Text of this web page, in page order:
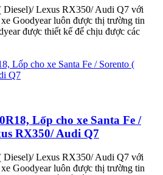
Diesel)/ Lexus RX350/ Audi Q7 với
Goodyear luôn được thị trường tin
được thiết kế để chịu được các
Lốp cho xe Santa Fe /
RX350/ Audi Q7
Diesel)/ Lexus RX350/ Audi Q7 với
Goodyear luôn được thị trường tin